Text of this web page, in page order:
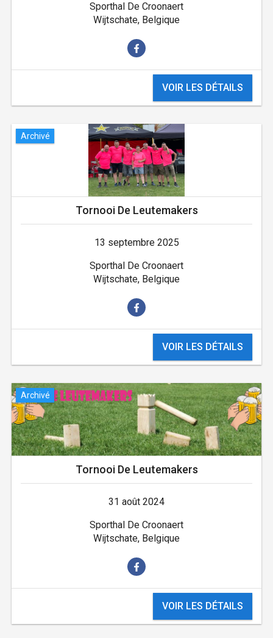
Sporthal De Croonaert
Wijtschate, Belgique
VOIR LES DÉTAILS
Archivé
Tornooi De Leutemakers
13 septembre 2025
Sporthal De Croonaert
Wijtschate, Belgique
VOIR LES DÉTAILS
Archivé
Tornooi De Leutemakers
31 août 2024
Sporthal De Croonaert
Wijtschate, Belgique
VOIR LES DÉTAILS